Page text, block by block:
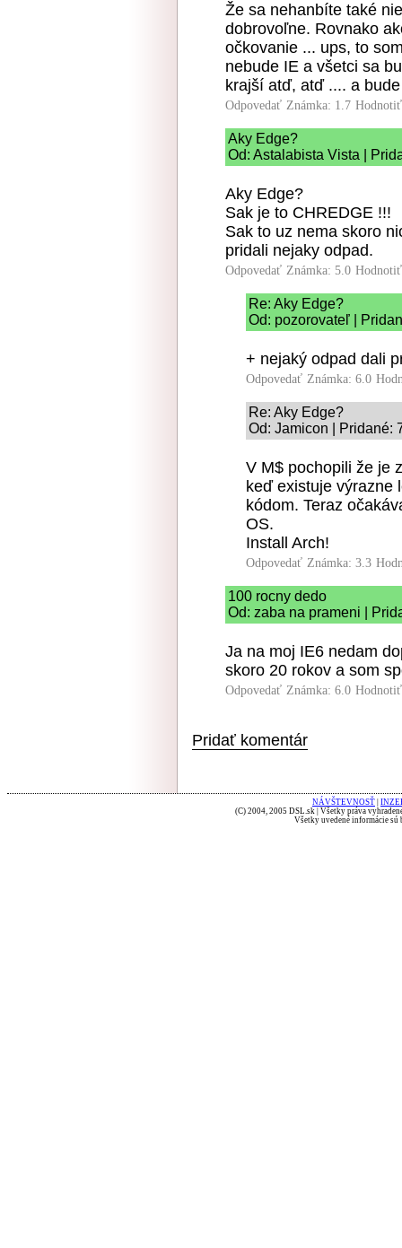
Že sa nehanbíte také
dobrovoľne. Rovnako
očkovanie ... ups, to
nebude IE a všetci sa
krajší atď, atď .... a
Odpovedať Známka: 1.7
Aky Edge?
Od: Astalabista Vista |
Aky Edge?
Sak je to CHREDGE !!!
Sak to uz nema skoro
pridali nejaky odpad.
Odpovedať Známka: 5.0
Re: Aky Edge?
Od: pozorovateľ |
+ nejaký odpad dali
Odpovedať Známka: 6.0
Re: Aky Edge?
Od: Jamicon | Pridané:
V M$ pochopili že je
keď existuje výrazne
kódom. Teraz
OS.
Install Arch!
Odpovedať Známka: 3.3
100 rocny dedo
Od: zaba na prameni |
Ja na moj IE6 nedam
skoro 20 rokov a som
Odpovedať Známka: 6.0
Pridať komentár
NÁVŠTEVNOSŤ
(C) 2004, 2005 DSL.sk | Všetky práva
Všetky uvedené informácie sú